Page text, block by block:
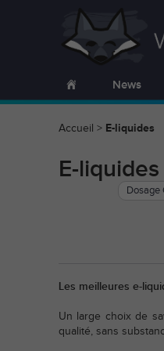
News
Accueil > E-liquides
E-liquides
Dosage
Les meilleures e-
Un large choix de
qualité, sans